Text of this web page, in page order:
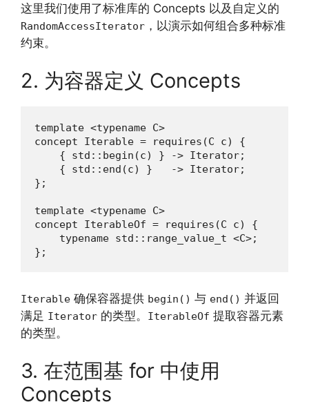
这里我们使用了标准库的 Concepts 以及自定义的
RandomAccessIterator ，以演示如何组合多种标准
约束。
2. 为容器定义 Concepts
template <typename C>
concept Iterable = requires(C c) {
    { std::begin(c) } -> Iterator;
    { std::end(c) }   -> Iterator;
};
template <typename C>
concept IterableOf = requires(C c) {
    typename std::range_value_t <C>;
};
Iterable 确保容器提供 begin() 与 end() 并返回
满足 Iterator 的类型。 IterableOf 提取容器元素
的类型。
3. 在范围基 for 中使用
Concepts